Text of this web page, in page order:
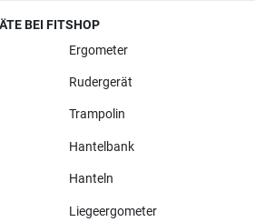
BEI FITSHOP
Ergometer
Rudergerät
Trampolin
Hantelbank
Hanteln
Liegeergometer